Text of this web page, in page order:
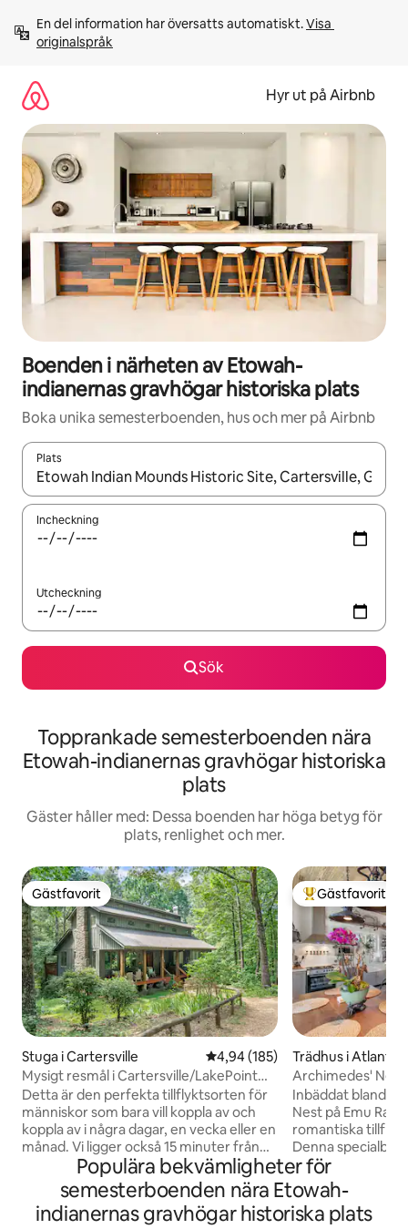
innehåll
En del information har översatts automatiskt. Visa
originalspråk
Hyr ut på Airbnb
Boenden i närheten av Etowah-
indianernas gravhögar historiska plats
Boka unika semesterboenden, hus och mer på Airbnb
Plats
När resultaten är tillgängliga kan du navigera med upp- och
Incheckning
Utcheckning
Sök
Topprankade semesterboenden nära
Etowah-indianernas gravhögar historiska
plats
Gäster håller med: Dessa boenden har höga betyg för
plats, renlighet och mer.
Gästfavorit
Gästfavorit
Stuga i Cartersville 4,94 av 5 i genomsnittligt
4,94 (185)
Mysigt resmål i Cartersville/LakePoint
Sports
Detta är den perfekta tillflyktsorten för
människor som bara vill koppla av och
koppla av i några dagar, en vecka eller en
månad. Vi ligger också 15 minuter från
Lakepoint Sports Complex. Tillräckligt
stort för att vara värd för en
familjeåterförening, men tillräckligt
mysigt för en romantisk helg med din
Populär
Gästfavorit
Trädhus i Atlanta
Archimedes' Nest
Inbäddat bland
Nest på Emu
romantiska
Denna
utformats för
komplett med
för att göra din
utsikt över
Populära bekvämligheter för
semesterboenden nära Etowah-
indianernas gravhögar historiska plats